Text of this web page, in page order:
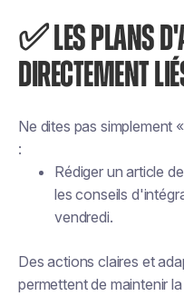
✅ LES PLANS
DIRECTEMENT
Ne dites pas simplement
:
Rédiger un article
les conseils
vendredi.
Des actions claires et
permettent de maintenir